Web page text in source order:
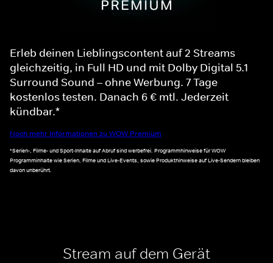
Erleb deinen Lieblingscontent auf 2 Streams
gleichzeitig, in Full HD und mit Dolby Digital 5.1
Surround Sound – ohne Werbung. 7 Tage
kostenlos testen. Danach 6 € mtl. Jederzeit
kündbar.*
Noch mehr Informationen zu WOW Premium
*Serien-, Filme- und Sport-Inhalte auf Abruf sind werbefrei. Programmhinweise für WOW
Programminhalte wie Serien, Filme und Live-Events, sowie Produkthinweise auf Live-Sendern bleiben
davon unberührt.
Stream auf dem Gerät